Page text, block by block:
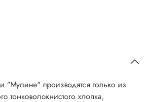
"Мулине" производятся только из
тонковолокнистого хлопка,